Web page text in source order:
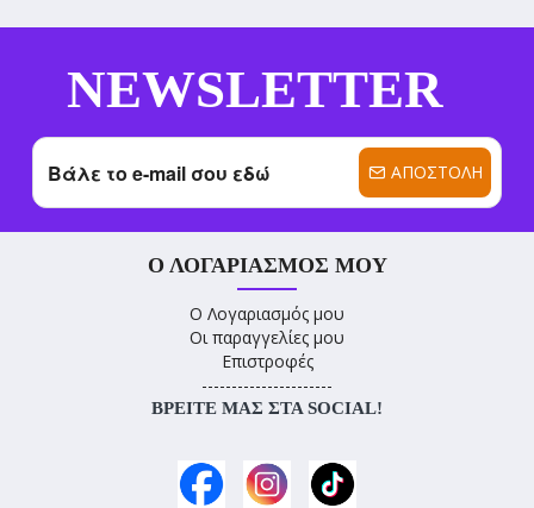
NEWSLETTER
ΑΠΟΣΤΟΛΉ
Ο ΛΟΓΑΡΙΑΣΜΌΣ ΜΟΥ
Ο Λογαριασμός μου
Οι παραγγελίες μου
Επιστροφές
----------------------
ΒΡΕΊΤΕ ΜΑΣ ΣΤΑ SOCIAL!